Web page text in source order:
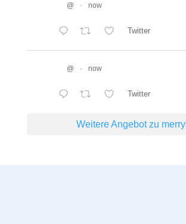
@ · now
Twitter
@ · now
Twitter
Weitere Angebot zu merryll